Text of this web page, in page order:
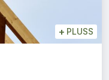
+ PLUSS